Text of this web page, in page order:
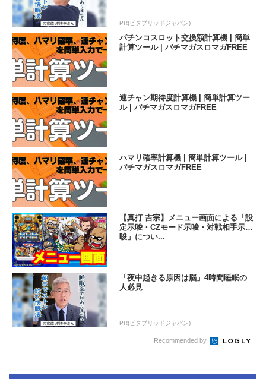
PR(ビタブリッドジャパン)
パチンコスロット交換額計算機 | 簡単
計算ツール | パチマガスロマガFREE
連チャン期待度計算機 | 簡単計算ツー
ル | パチマガスロマガFREE
ハマリ確率計算機 | 簡単計算ツール |
パチマガスロマガFREE
【真打 吉宗】メニュー画面による「設
定示唆・CZモード示唆・対戦相手示
唆」につい...
「夜中起きる原因は脳」4時間睡眠の
人必見
PR(ビタブリッドジャパン)
Recommended by